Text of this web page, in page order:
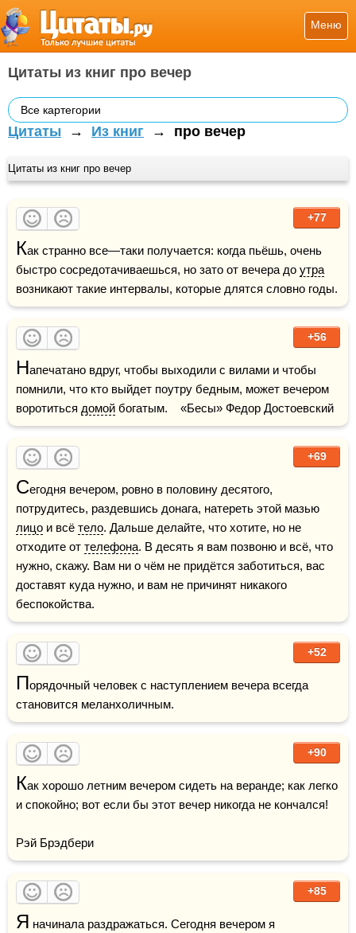
Меню
Цитаты из книг про вечер
Все картегории
Цитаты → Из книг → про вечер
Цитаты из книг про вечер
+77
Как странно все—таки получается: когда пьёшь, очень
быстро сосредотачиваешься, но зато от вечера до утра
возникают такие интервалы, которые длятся словно годы.
+56
Напечатано вдруг, чтобы выходили с вилами и чтобы
помнили, что кто выйдет поутру бедным, может вечером
воротиться домой богатым.    «Бесы» Федор Достоевский
+69
Сегодня вечером, ровно в половину десятого,
лицо и всё тело. Дальше делайте, что хотите, но не
отходите от телефона. В десять я вам позвоню и всё, что
нужно, скажу. Вам ни о чём не придётся заботиться, вас
доставят куда нужно, и вам не причинят никакого
беспокойства.
+52
Порядочный человек с наступлением вечера всегда
становится меланхоличным.
+90
Как хорошо летним вечером сидеть на веранде; как легко
и спокойно; вот если бы этот вечер никогда не кончался!
Рэй Брэдбери
+85
Я начинала раздражаться. Сегодня вечером я